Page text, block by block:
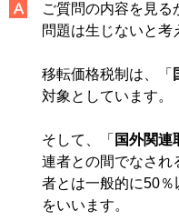
ご質問の内容を見
問題は生じないと考
移転価格税制は、「
対象としています。
そして、「 国外関連
連者との間でなされ
者とは一般的に50％
をいいます。